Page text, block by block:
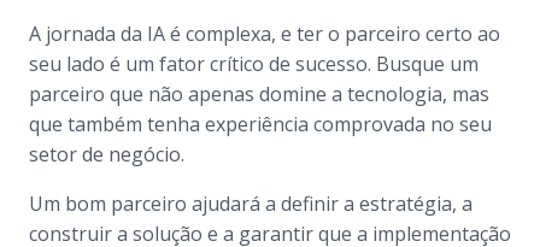
A jornada da IA é complexa, e ter o parceiro certo ao
seu lado é um fator crítico de sucesso. Busque um
parceiro que não apenas domine a tecnologia, mas
que também tenha experiência comprovada no seu
setor de negócio.
Um bom parceiro ajudará a definir a estratégia, a
construir a solução e a garantir que a implementação